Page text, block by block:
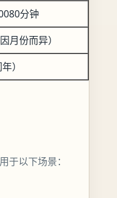
分钟
月份而异）
）
于以下场景：